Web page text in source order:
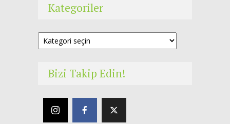
Kategoriler
Kategoriler
Bizi Takip Edin!